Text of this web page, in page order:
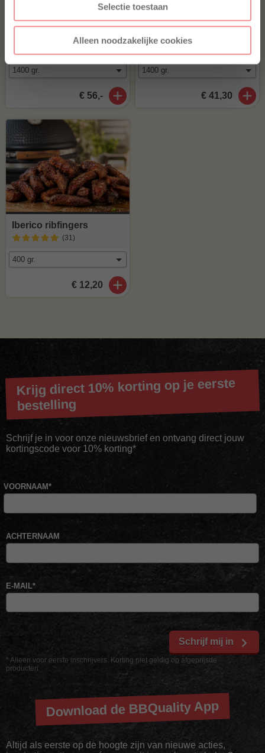
Selectie toestaan
Alleen noodzakelijke cookies
Picanha Tierno
€ 56,-
Maminha Tierno
€ 41,30
Iberico ribfingers
(31)
€ 12,20
Krijg direct 10% korting op je eerste
bestelling
Schrijf je in voor onze nieuwsbrief en ontvang direct jouw
kortingscode voor 10% korting*
* Alleen voor eerste inschrijvers. Korting niet geldig op afgeprijsde
producten
VOORNAAM*
ACHTERNAAM
E-MAIL*
Schrijf mij in
Download de BBQuality App
Altijd als eerste op de hoogte zijn van nieuwe acties,